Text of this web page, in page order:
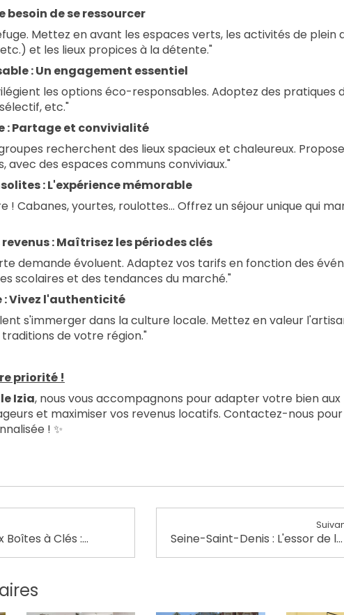
besoin de se ressourcer
Mettez en avant les espaces verts, les activités de plein
et les lieux propices à la détente."
: Un engagement essentiel
les options éco-responsables. Adoptez des pratiques
etc."
: Partage et convivialité
recherchent des lieux spacieux et chaleureux.
avec des espaces communs conviviaux."
: L'expérience mémorable
! Cabanes, yourtes, roulottes... Offrez un séjour unique qui
: Maîtrisez les périodes clés
demande évoluent. Adaptez vos tarifs en fonction des
scolaires et des tendances du marché."
: Vivez l'authenticité
s'immerger dans la culture locale. Mettez en valeur
de votre région."
priorité !
Izia, nous vous accompagnons pour adapter votre bien aux
et maximiser vos revenus locatifs. Contactez-nous
! ✨
Chasse aux Boîtes à Clés : les alternatives ! Seine-Saint-Denis : L'essor de la location saisonnière, une opportunité à saisir !